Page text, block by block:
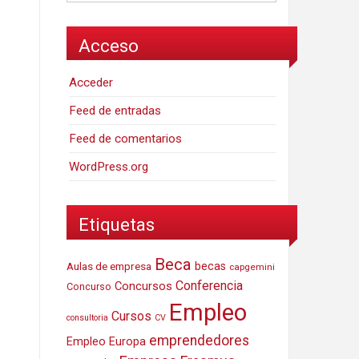
Acceso
Acceder
Feed de entradas
Feed de comentarios
WordPress.org
Etiquetas
Aulas de empresa Beca becas capgemini
Concurso Concursos Conferencia
consultoria Cursos CV Empleo
Empleo Europa emprendedores